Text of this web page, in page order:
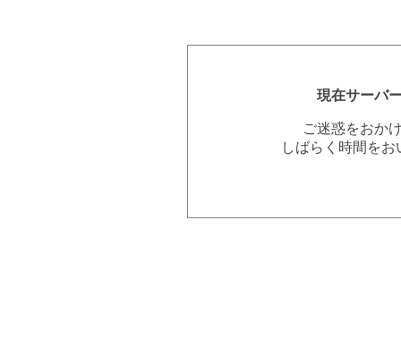
現在サーバ
ご迷惑をおか
しばらく時間を